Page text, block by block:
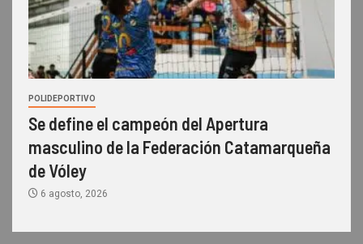
POLIDEPORTIVO
Se define el campeón del Apertura
masculino de la Federación Catamarqueña
de Vóley
6 agosto, 2026